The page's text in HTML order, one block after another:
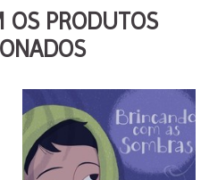
OS PRODUTOS